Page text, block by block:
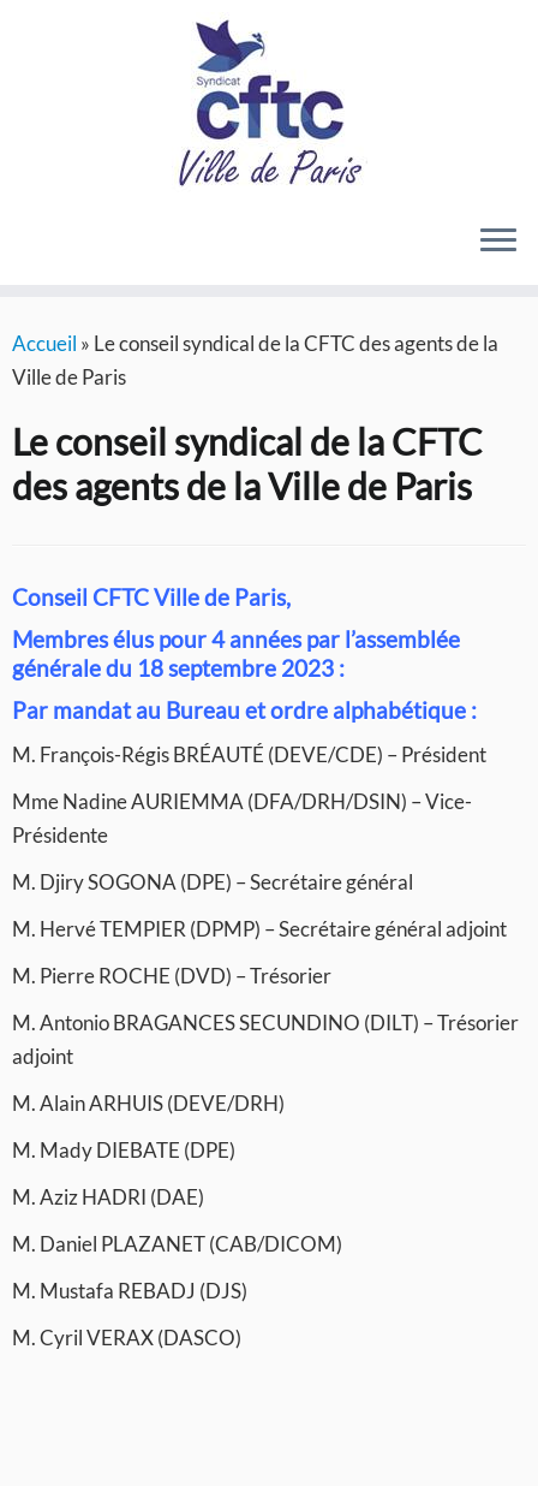
au
contenu
Accueil » Le conseil syndical de la CFTC des agents de la
Ville de Paris
Le conseil syndical de la CFTC
des agents de la Ville de Paris
Conseil CFTC Ville de Paris,
Membres élus pour 4 années par l’assemblée
générale du 18 septembre 2023 :
Par mandat au Bureau et ordre alphabétique :
M. François-Régis BRÉAUTÉ (DEVE/CDE) – Président
Mme Nadine AURIEMMA (DFA/DRH/DSIN) – Vice-
Présidente
M. Djiry SOGONA (DPE) – Secrétaire général
M. Hervé TEMPIER (DPMP) – Secrétaire général adjoint
M. Pierre ROCHE (DVD) – Trésorier
M. Antonio BRAGANCES SECUNDINO (DILT) – Trésorier
adjoint
M. Alain ARHUIS (DEVE/DRH)
M. Mady DIEBATE (DPE)
M. Aziz HADRI (DAE)
M. Daniel PLAZANET (CAB/DICOM)
M. Mustafa REBADJ (DJS)
M. Cyril VERAX (DASCO)